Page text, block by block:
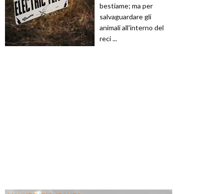
bestiame; ma per
salvaguardare gli
animali all'interno del
reci ...